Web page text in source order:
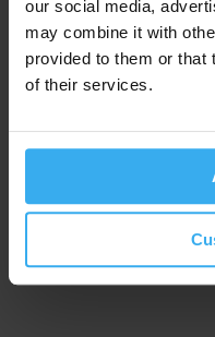
our social media,
may combine it with
provided to them or that
of their services.
koszt szkolenia w
znacznie korzystniejszy
ogólnodostępnych
w przypadku większych
Zapytaj i
Lub prosimy o